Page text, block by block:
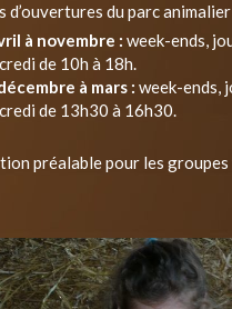
d’ouvertures du parc animalier
à novembre : week-ends,
de 10h à 18h.
à mars : week-ends,
de 13h30 à 16h30.
préalable pour les